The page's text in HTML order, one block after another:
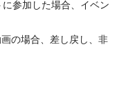
参加した場合、イベン
の場合、差し戻し、非